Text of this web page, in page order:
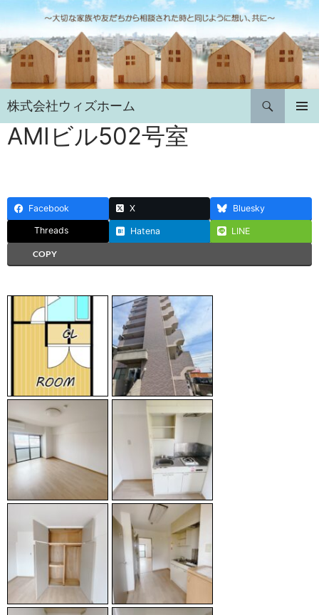
ン
テ
ン
ツ
へ
ス
キ
ッ
株式会社ウィズホーム
検
索
AMIビル502号室
Facebook X Bluesky
Threads Hatena LINE
COPY